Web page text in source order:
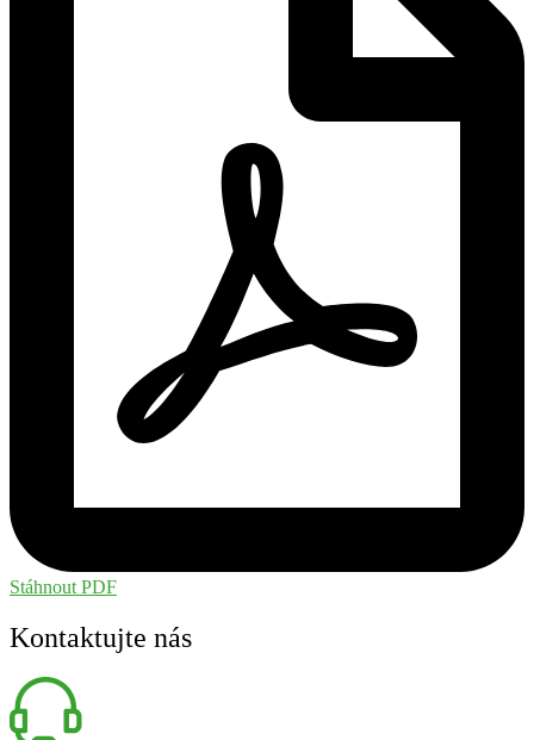
Stáhnout PDF
Kontaktujte nás